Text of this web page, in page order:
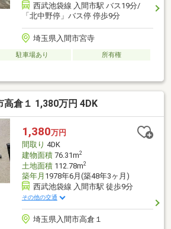
西武池袋線 入間市駅 バス19分/
「北中野停」バス停 停歩9分
埼玉県入間市宮寺
駐車場あり
所有権
高倉１ 1,380万円 4DK
1,380万円
間取り 4DK
建物面積76.31m2
土地面積112.78m2
築年月 1978年6月(築48年3ヶ月)
西武池袋線 入間市駅 徒歩9分
その他の交通
埼玉県入間市高倉１